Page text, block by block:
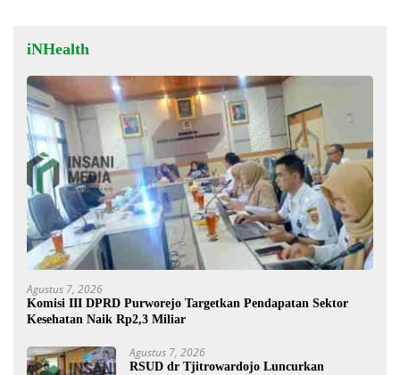
iNHealth
Agustus 7, 2026
Komisi III DPRD Purworejo Targetkan Pendapatan Sektor
Kesehatan Naik Rp2,3 Miliar
Agustus 7, 2026
RSUD dr Tjitrowardojo Luncurkan